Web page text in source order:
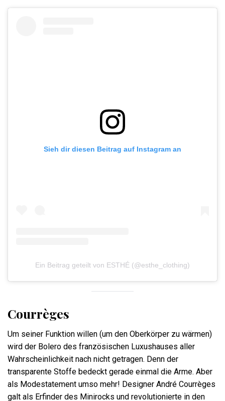
Sieh dir diesen Beitrag auf Instagram an
Ein Beitrag geteilt von ESTHÉ (@esthe_clothing)
Courrèges
Um seiner Funktion willen (um den Oberkörper zu wärmen)
wird der Bolero des französischen Luxushauses aller
Wahrscheinlichkeit nach nicht getragen. Denn der
transparente Stoffe bedeckt gerade einmal die Arme. Aber
als Modestatement umso mehr! Designer André Courrèges
galt als Erfinder des Minirocks und revolutionierte in den